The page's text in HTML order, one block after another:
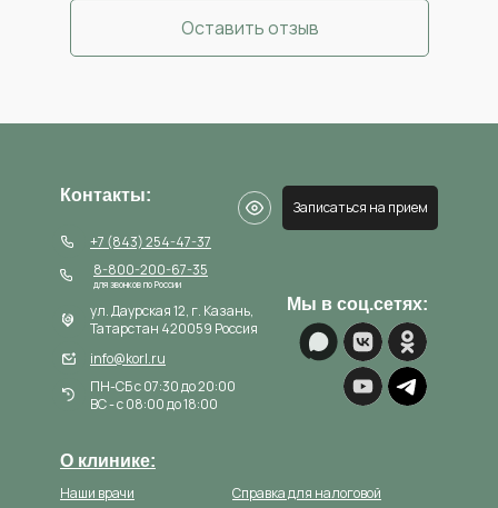
Липосакция (холка) 45 000*
Оставить отзыв
Записаться на прием
Мы в соц.сетях:
О клинике:
Наши врачи
Контакты:
ул. Даурская 12, г. Казань,
Татарстан 420059 Россия
ПН-СБ с 07:30 до 20:00
ВС - с 08:00 до 18:00
+7 (843) 254-47-37
info@korl.ru
Справка для налоговой
для звонков по России
8-800-200-67-35